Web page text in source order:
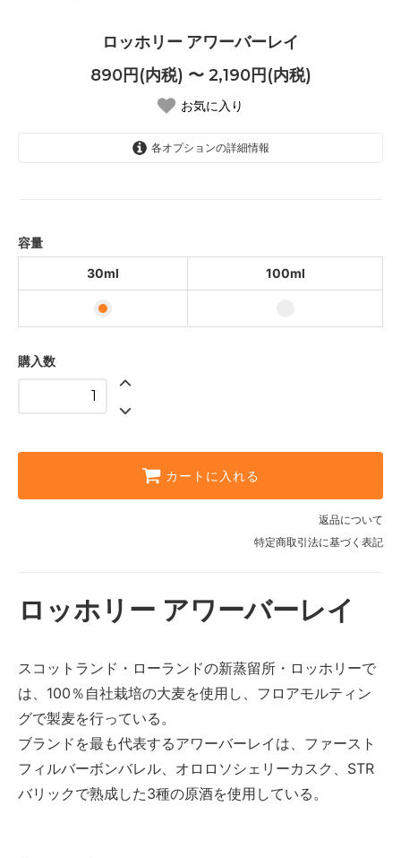
ロッホリー アワーバーレイ
890円(内税) 〜 2,190円(内税)
お気に入り
各オプションの詳細情報
容量
30ml
100ml
購入数
カートに入れる
返品について
特定商取引法に基づく表記
ロッホリー アワーバーレイ
スコットランド・ローランドの新蒸留所・ロッホリーで
は、100％自社栽培の大麦を使用し、フロアモルティン
グで製麦を行っている。
ブランドを最も代表するアワーバーレイは、ファースト
フィルバーボンバレル、オロロソシェリーカスク、STR
バリックで熟成した3種の原酒を使用している。